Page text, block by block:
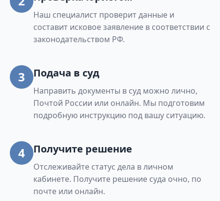
Наш специалист проверит данные и
составит исковое заявление в соответствии с
законодательством РФ.
3 Подача в суд
Направить документы в суд можно лично,
Почтой России или онлайн. Мы подготовим
подробную инструкцию под вашу ситуацию.
4 Получите решение
Отслеживайте статус дела в личном
кабинете. Получите решение суда очно, по
почте или онлайн.